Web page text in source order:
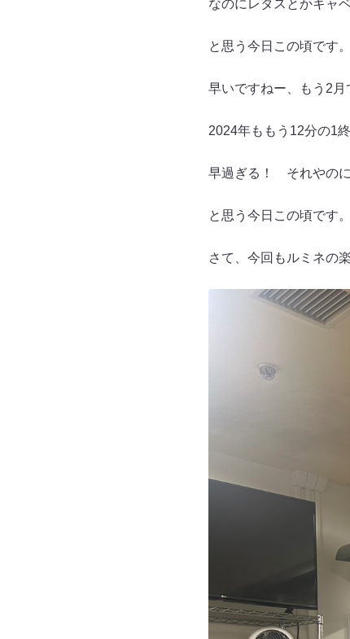
なのにレタスとかキャ
と思う今日この頃です。
早いですねー、もう2月
2024年ももう12分の1終
早過ぎる！ それやのに
と思う今日この頃です。
さて、今回もルミネの